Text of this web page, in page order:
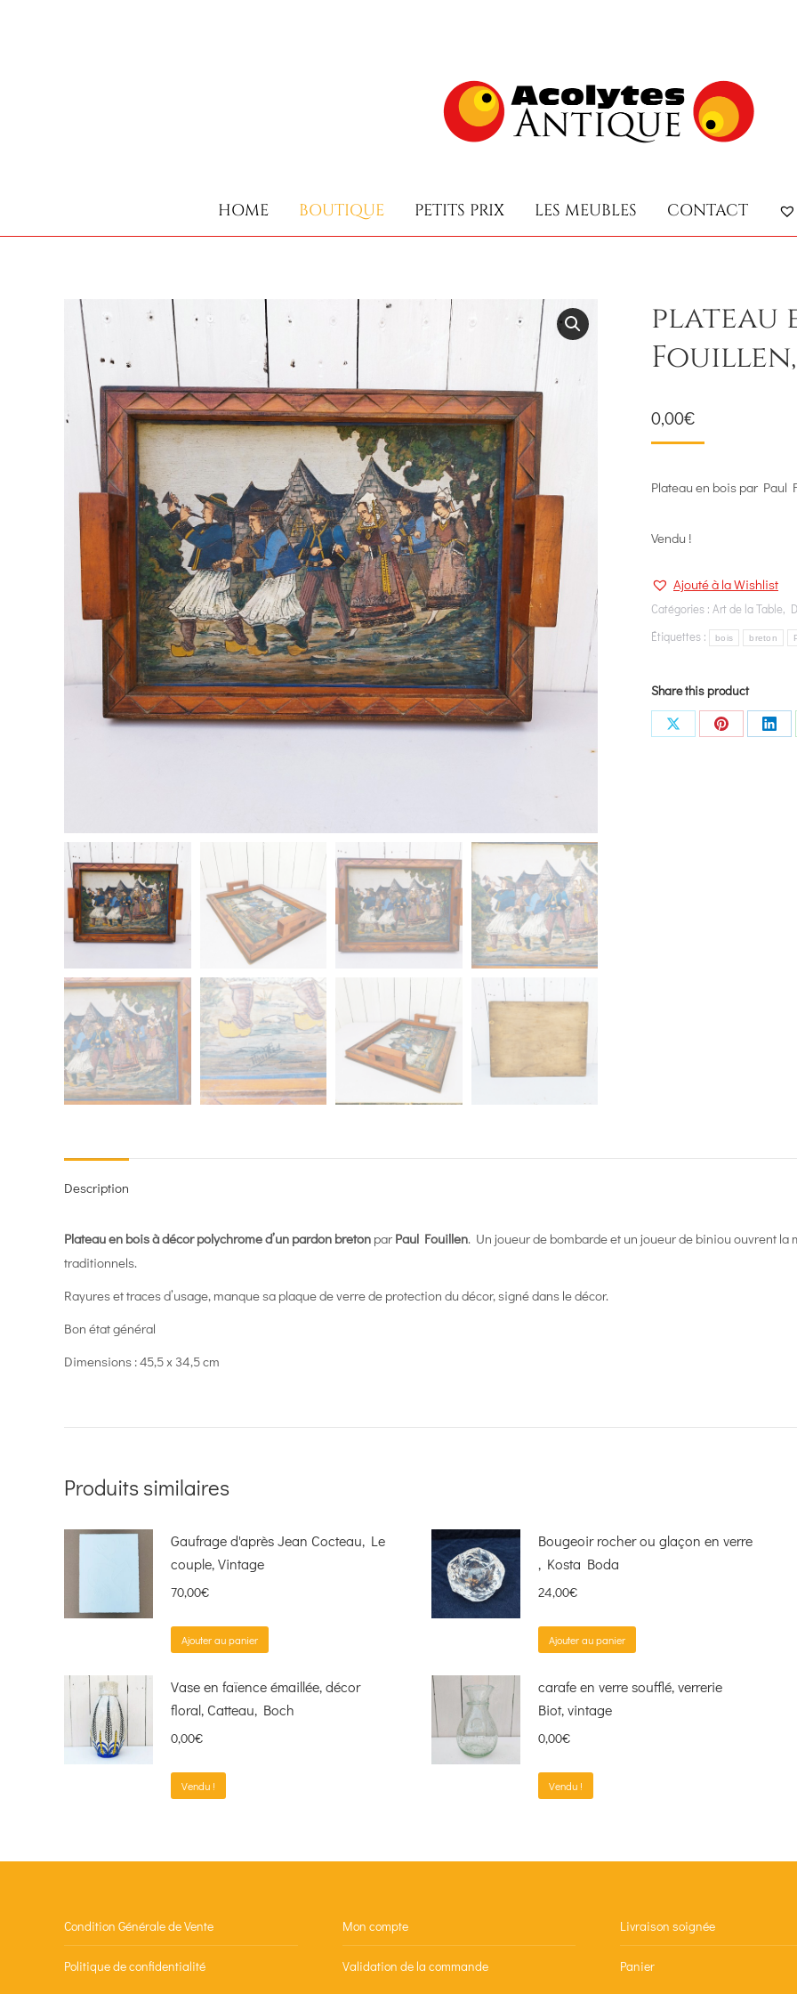
HOME BOUTIQUE PETITS PRIX LES MEUBLES CONTACT
plateau
0,00€
Plateau en bois par Paul
Vendu !
Ajouté à la Wishlist
Catégories : Art de la Table,
Étiquettes :
bois breton
Share this product
Share
Share
Description
Plateau en bois à décor polychrome d’un pardon breton par Paul Fouillen. Un joueur de bombarde et un joueur de biniou ouvrent
traditionnels.
Rayures et traces d’usage, manque sa plaque de verre de protection du décor, signé dans le décor.
Bon état général
Dimensions : 45,5 x 34,5 cm
Produits similaires
Gaufrage d'après Jean Cocteau, Le
couple, Vintage
70,00€
Ajouter au panier
Bougeoir rocher ou glaçon en verre
, Kosta Boda
24,00€
Ajouter au panier
Vase en faïence émaillée, décor
floral, Catteau, Boch
0,00€
Vendu !
carafe en verre soufflé, verrerie
Biot, vintage
0,00€
Vendu !
Condition Générale de Vente
Politique de confidentialité
Mon compte
Validation de la commande
Livraison soignée
Panier